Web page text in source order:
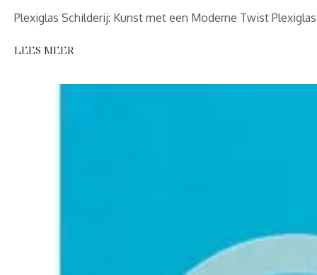
Plexiglas Schilderij: Kunst met een Moderne Twist
LEES MEER